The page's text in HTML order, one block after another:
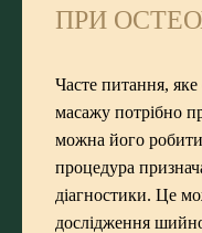
ПРИ
Часте питання, яке
масажу потрібно
можна його робити
процедура
діагностики. Це
дослідження